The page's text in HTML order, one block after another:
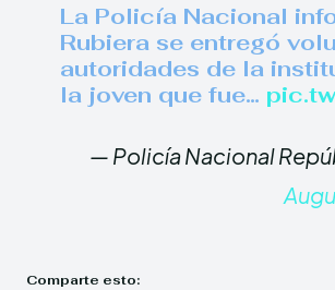
La Policía Nacional
Rubiera se entregó
autoridades de la
la joven que fue…
— Policía Nacional
Comparte esto: